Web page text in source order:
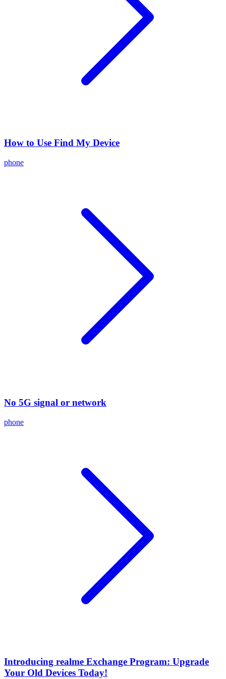
How to Use Find My Device
phone
No 5G signal or network
phone
Introducing realme Exchange Program: Upgrade
Your Old Devices Today!